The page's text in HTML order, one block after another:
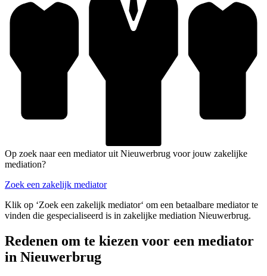
Op zoek naar een mediator uit Nieuwerbrug voor jouw zakelijke
mediation?
Zoek een zakelijk mediator
Klik op ‘Zoek een zakelijk mediator‘ om een betaalbare mediator te
vinden die gespecialiseerd is in zakelijke mediation Nieuwerbrug.
Redenen om te kiezen voor een mediator
in Nieuwerbrug